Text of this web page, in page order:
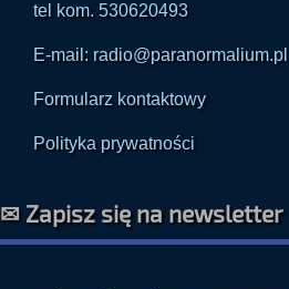
tel kom. 530620493
E-mail: radio@paranormalium.pl
Formularz kontaktowy
Polityka prywatności
✉ Zapisz się na newsletter